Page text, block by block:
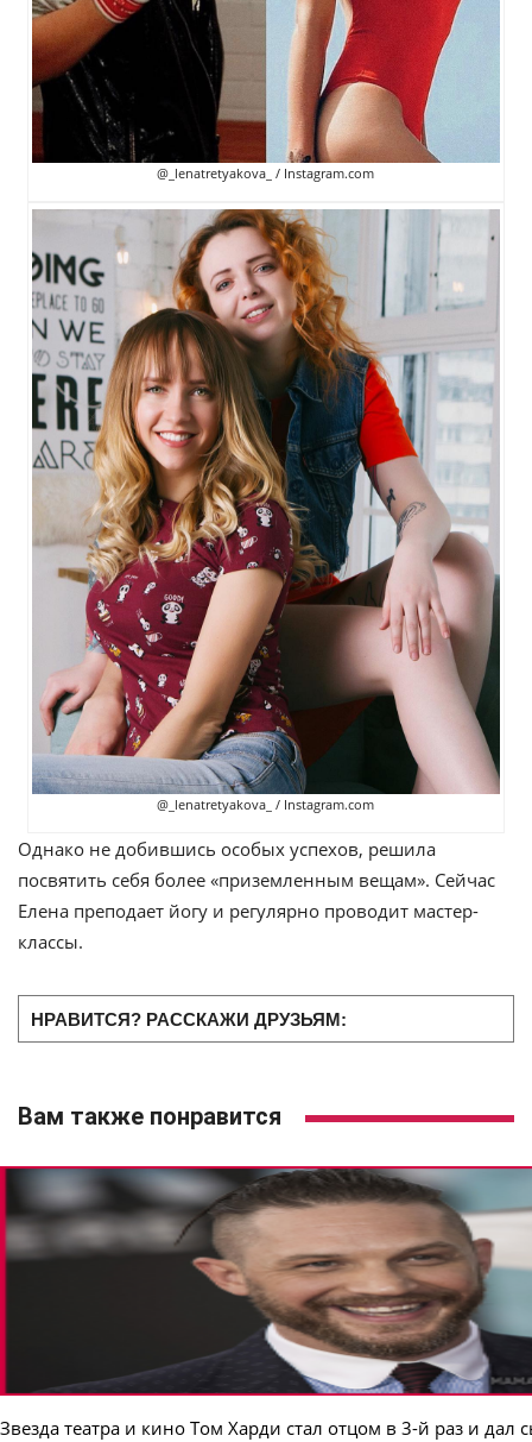
@_lenatretyakova_ / Instagram.com
@_lenatretyakova_ / Instagram.com
Однако не добившись особых успехов, решила
посвятить себя более «приземленным вещам». Сейчас
Елена преподает йогу и регулярно проводит мастер-
классы.
НРАВИТСЯ? РАССКАЖИ ДРУЗЬЯМ:
Вам также понравится
Звезда театра и кино Том Харди стал отцом в 3-й раз и